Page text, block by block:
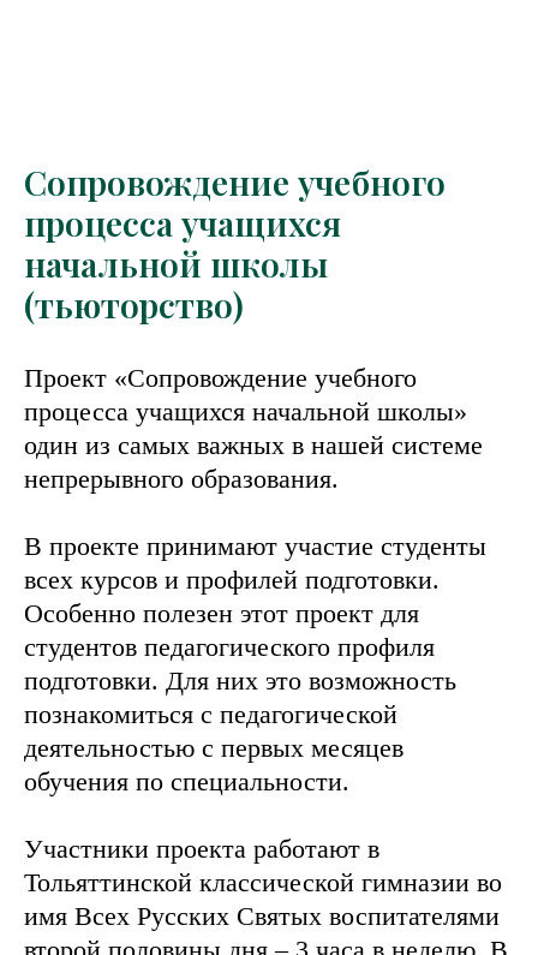
Сопровождение учебного
процесса учащихся
начальной школы
(тьюторство)
Проект «Сопровождение учебного
процесса учащихся начальной школы»
один из самых важных в нашей системе
непрерывного образования.
В проекте принимают участие студенты
всех курсов и профилей подготовки.
Особенно полезен этот проект для
студентов педагогического профиля
подготовки. Для них это возможность
познакомиться с педагогической
деятельностью с первых месяцев
обучения по специальности.
Участники проекта работают в
Тольяттинской классической гимназии во
имя Всех Русских Святых воспитателями